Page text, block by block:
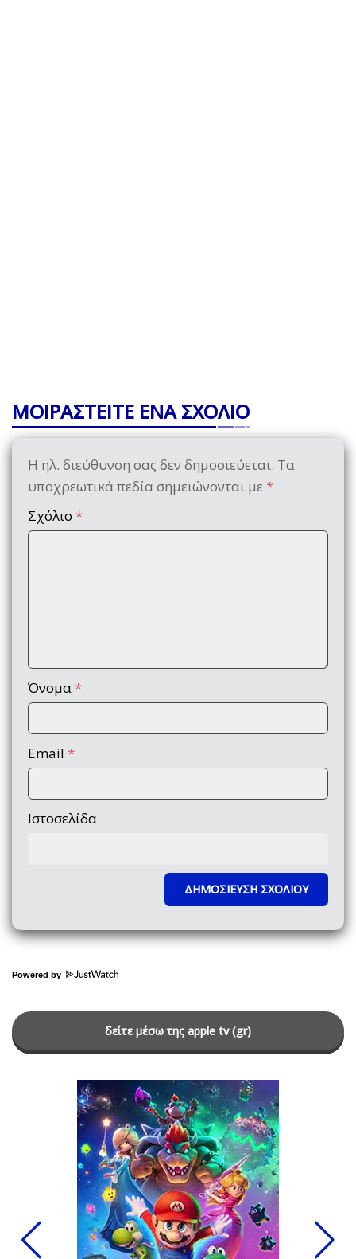
ΜΟΙΡΑΣΤΕΙΤΕ ΕΝΑ ΣΧΟΛΙΟ
Η ηλ. διεύθυνση σας δεν δημοσιεύεται. Τα
υποχρεωτικά πεδία σημειώνονται με *
Σχόλιο *
Όνομα *
Email *
Ιστοσελίδα
Powered by
δείτε μέσω της apple tv (gr)